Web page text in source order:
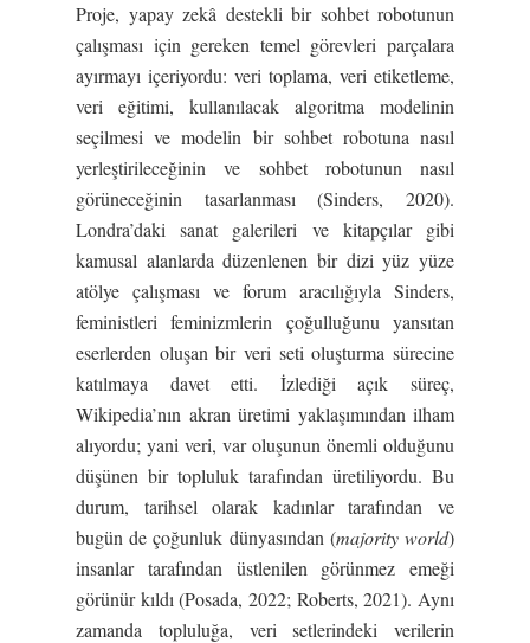
Proje, yapay zekâ destekli bir sohbet robotunun
çalışması için gereken temel görevleri parçalara
ayırmayı içeriyordu: veri toplama, veri etiketleme,
veri eğitimi, kullanılacak algoritma modelinin
seçilmesi ve modelin bir sohbet robotuna nasıl
yerleştirileceğinin ve sohbet robotunun nasıl
görüneceğinin tasarlanması (Sinders, 2020).
Londra’daki sanat galerileri ve kitapçılar gibi
kamusal alanlarda düzenlenen bir dizi yüz yüze
atölye çalışması ve forum aracılığıyla Sinders,
feministleri feminizmlerin çoğulluğunu yansıtan
eserlerden oluşan bir veri seti oluşturma sürecine
katılmaya davet etti. İzlediği açık süreç,
Wikipedia’nın akran üretimi yaklaşımından ilham
alıyordu; yani veri, var oluşunun önemli olduğunu
düşünen bir topluluk tarafından üretiliyordu. Bu
durum, tarihsel olarak kadınlar tarafından ve
bugün de çoğunluk dünyasından (majority world)
insanlar tarafından üstlenilen görünmez emeği
görünür kıldı (Posada, 2022; Roberts, 2021). Aynı
zamanda topluluğa, veri setlerindeki verilerin